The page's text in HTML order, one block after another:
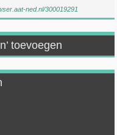
ned.nl/300019291
toevoegen